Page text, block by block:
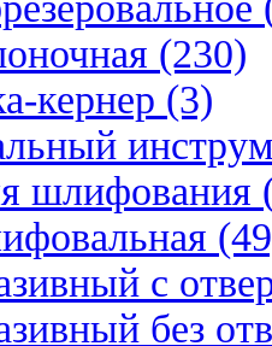
(230)
кернер (3)
шлифования
c
без